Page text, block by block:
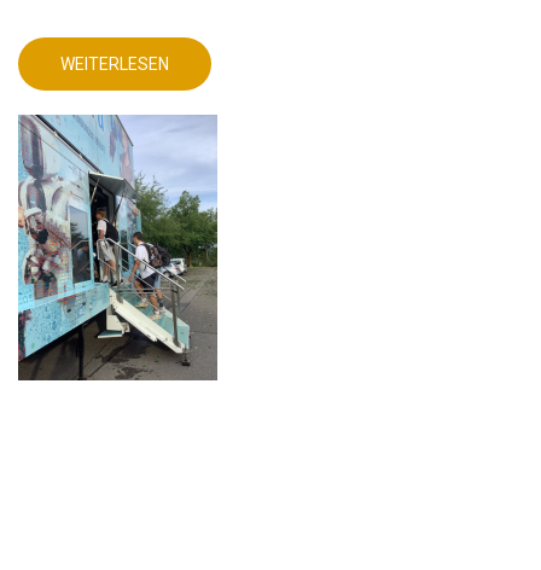
FRIEDRICH-
ABEL-
GYMNASIUM
WEITERLESEN
ÜBER
MINT
SCHULE
ABEL-